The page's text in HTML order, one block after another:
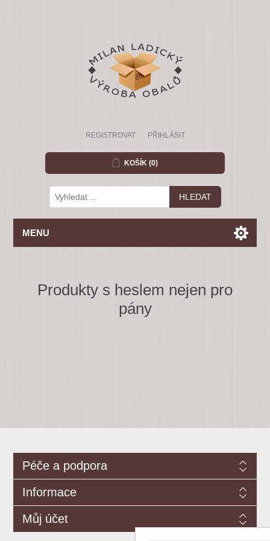
REGISTROVAT PŘIHLÁSIT
KOŠÍK (0)
MENU
Produkty s heslem nejen pro
pány
Péče a podpora
Informace
Můj účet